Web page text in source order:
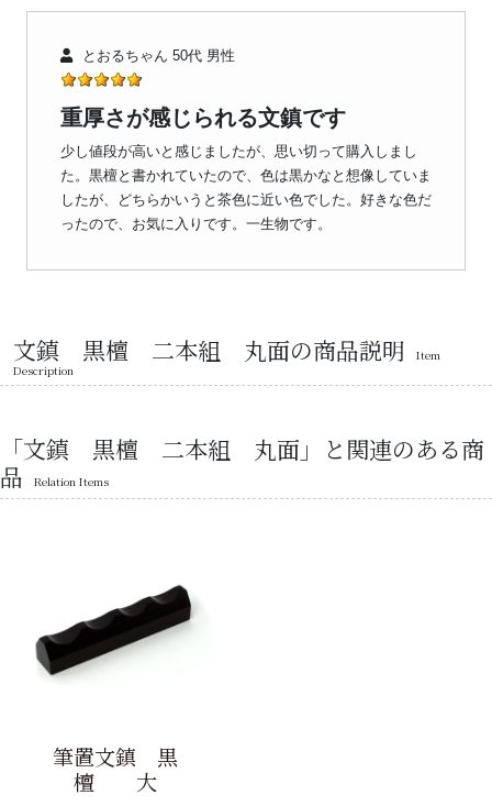
とおるちゃん 50代 男性
重厚さが感じられる文鎮です
少し値段が高いと感じましたが、思い切って購入しまし
た。黒檀と書かれていたので、色は黒かなと想像していま
したが、どちらかいうと茶色に近い色でした。好きな色だ
ったので、お気に入りです。一生物です。
文鎮 黒檀 二本組 丸面の商品説明
Item
Description
「文鎮 黒檀 二本組 丸面」と関連のある商
品
Relation Items
筆置文鎮 黒
檀 大